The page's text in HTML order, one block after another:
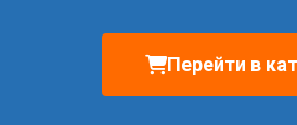
Перейти в